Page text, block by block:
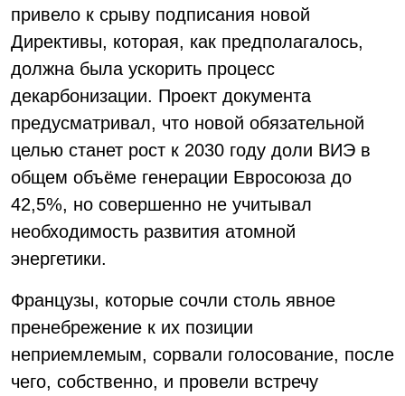
привело к срыву подписания новой
Директивы, которая, как предполагалось,
должна была ускорить процесс
декарбонизации. Проект документа
предусматривал, что новой обязательной
целью станет рост к 2030 году доли ВИЭ в
общем объёме генерации Евросоюза до
42,5%, но совершенно не учитывал
необходимость развития атомной
энергетики.
Французы, которые сочли столь явное
пренебрежение к их позиции
неприемлемым, сорвали голосование, после
чего, собственно, и провели встречу